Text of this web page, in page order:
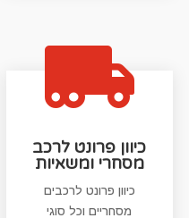

כיוון פרונט לרכב
מסחרי ומשאיות
כיוון פרונט לרכבים
מסחריים וכל סוגי